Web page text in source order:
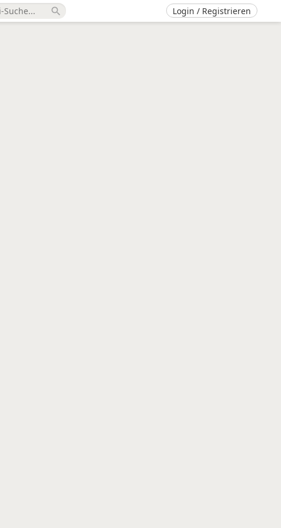
search Login / Registrieren